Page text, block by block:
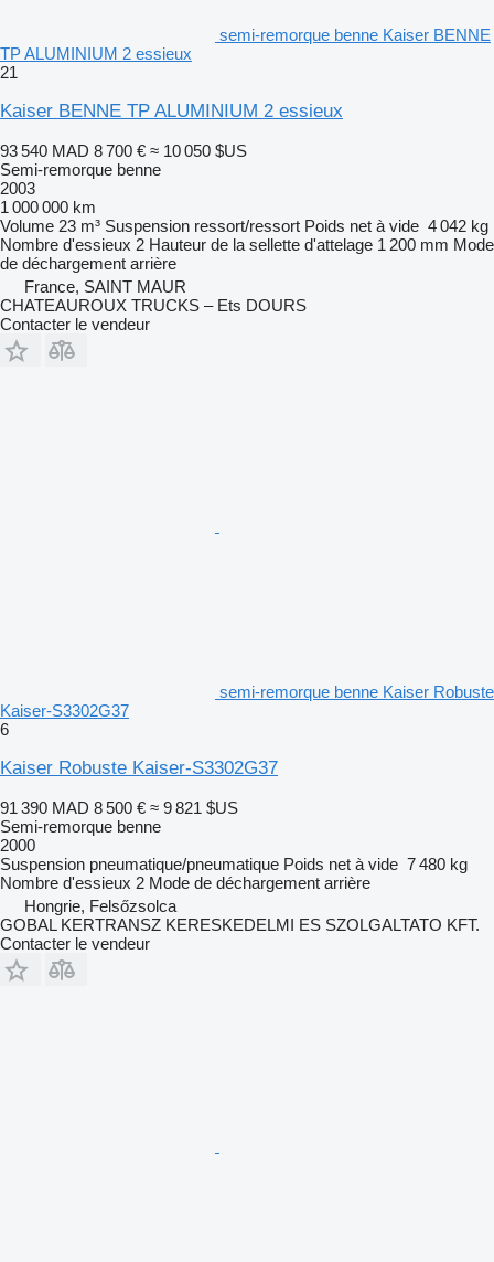
semi-remorque benne Kaiser BENNE
TP ALUMINIUM 2 essieux
21
Kaiser BENNE TP ALUMINIUM 2 essieux
93 540 MAD 8 700 € ≈ 10 050 $US
Semi-remorque benne
2003
1 000 000 km
Volume 23 m³ Suspension ressort/ressort Poids net à vide 4 042 kg
Nombre d'essieux 2 Hauteur de la sellette d'attelage 1 200 mm Mode
de déchargement arrière
France, SAINT MAUR
CHATEAUROUX TRUCKS – Ets DOURS
Contacter le vendeur
semi-remorque benne Kaiser Robuste
Kaiser-S3302G37
6
Kaiser Robuste Kaiser-S3302G37
91 390 MAD 8 500 € ≈ 9 821 $US
Semi-remorque benne
2000
Suspension pneumatique/pneumatique Poids net à vide 7 480 kg
Nombre d'essieux 2 Mode de déchargement arrière
Hongrie, Felsőzsolca
GOBAL KERTRANSZ KERESKEDELMI ES SZOLGALTATO KFT.
Contacter le vendeur